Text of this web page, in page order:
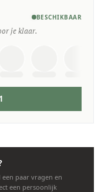
BESCHIKBAAR
je klaar.
paar vragen en
een persoonlijk